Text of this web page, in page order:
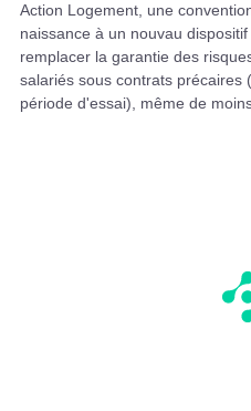
Action Logement, une
naissance à un nouvau
remplacer la garantie des
salariés sous contrats précaires
période d'essai), même de